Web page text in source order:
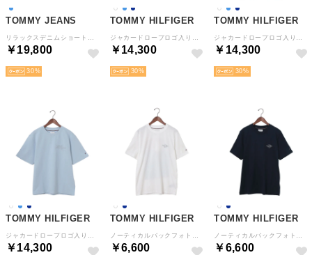
TOMMY JEANS
￥19,800
30
TOMMY HILFIGER
￥14,300
30
TOMMY HILFIGER
￥14,300
30
TOMMY HILFIGER
￥14,300
TOMMY HILFIGER
￥6,600
TOMMY HILFIGER
￥6,600